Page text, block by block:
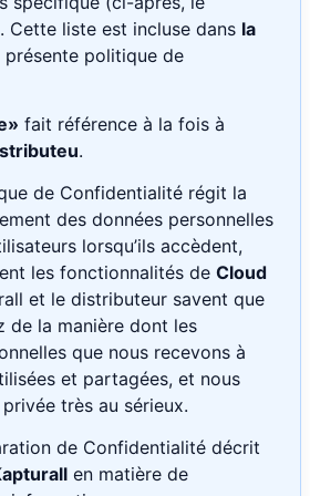
Cette liste est incluse dans la
présente politique de
fait référence à la fois à
.
de Confidentialité régit la
des données personnelles
lorsqu’ils accèdent,
les fonctionnalités de Cloud
et le distributeur savent que
de la manière dont les
que nous recevons à
et partagées, et nous
très au sérieux.
de Confidentialité décrit
en matière de